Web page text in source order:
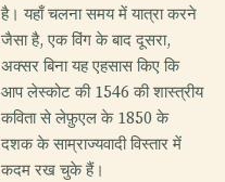
है। यहाँ चलना समय में यात्रा करने
जैसा है, एक विंग के बाद दूसरा,
अक्सर बिना यह एहसास किए कि
आप लेस्कोट की 1546 की शास्त्रीय
कविता से लेफ़ुएल के 1850 के
दशक के साम्राज्यवादी विस्तार में
कदम रख चुके हैं।